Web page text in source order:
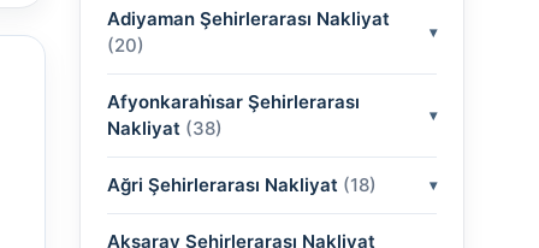
(2)
(2)
(2)
(2)
Adiyaman Şehirlerarası Nakliyat
(20)
(2)
(2)
(2)
Afyonkarahi̇sar Şehirlerarası
Nakliyat (38)
(2)
(2)
Ağri Şehirlerarası Nakliyat (18)
(2)
Aksaray Şehirlerarası Nakliyat